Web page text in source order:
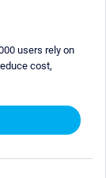
users rely on
cost,